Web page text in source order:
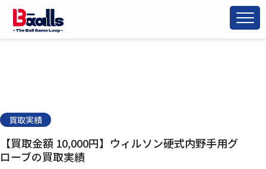
買取実績
【買取金額 10,000円】ウィルソン硬式内野手用グ
ローブの買取実績